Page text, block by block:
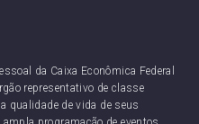
da Caixa Econômica Federal
representativo de classe
qualidade de vida de seus